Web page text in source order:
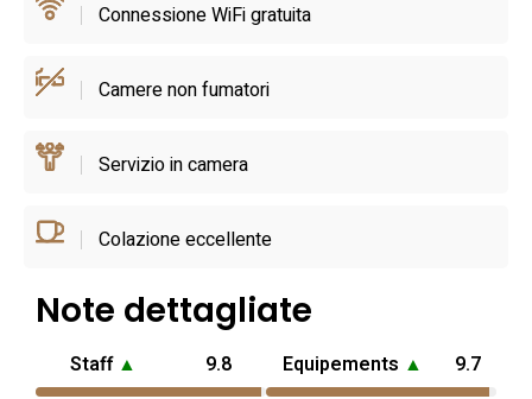
bambini né animali, scelta che contribuisce a un’atmosfera
trulli di Alberobello e permette escursioni rapide nella
chi desidera esplorare i percorsi locali. Per pianificare il
soggiorno è opportuno verificare anticipatamente
disponibilità e servizi aggiuntivi, soprattutto nei periodi di
maggiore afflusso turistico.
Connessione WiFi gratuita
Camere non fumatori
Servizio in camera
Colazione eccellente
Note dettagliate
Staff ▲ 9.8 Equipements ▲ 9.7